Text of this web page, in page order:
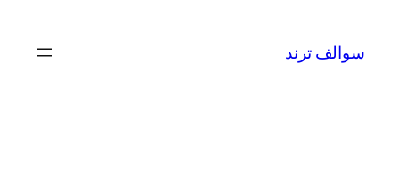
المحتوى
سوالف ترند